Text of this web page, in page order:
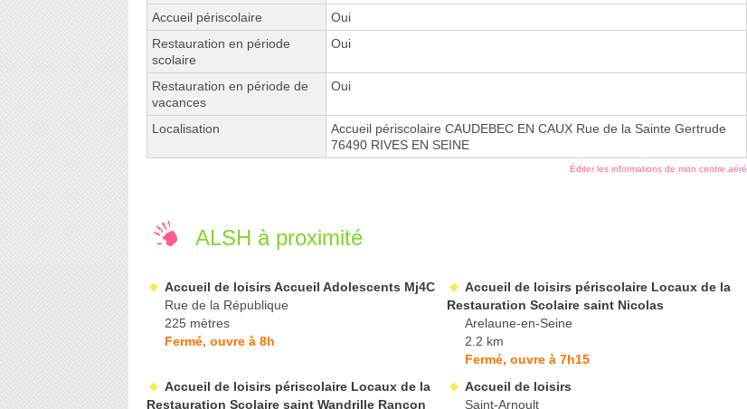
Accueil périscolaire
Oui
Restauration en période
scolaire
Oui
Restauration en période de
vacances
Oui
Localisation
Accueil périscolaire CAUDEBEC EN CAUX Rue de la Sainte Gertrude
76490 RIVES EN SEINE
Éditer les informations de mon centre aéré
ALSH à proximité
Accueil de loisirs Accueil Adolescents Mj4C
Rue de la République
225 mètres
Fermé, ouvre à 8h
Accueil de loisirs périscolaire Locaux de la
Restauration Scolaire saint Nicolas
Arelaune-en-Seine
2.2 km
Fermé, ouvre à 7h15
Accueil de loisirs périscolaire Locaux de la
Restauration Scolaire saint Wandrille Rançon
Accueil de loisirs
Saint-Arnoult